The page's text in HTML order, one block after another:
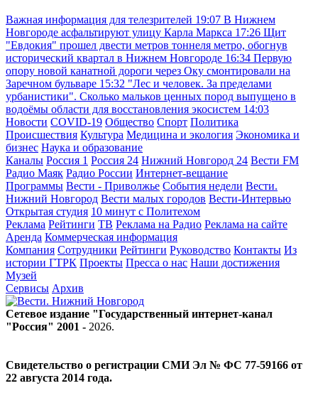
Важная информация для телезрителей 19:07 В Нижнем
Новгороде асфальтируют улицу Карла Маркса 17:26 Щит
"Евдокия" прошел двести метров тоннеля метро, обогнув
исторический квартал в Нижнем Новгороде 16:34 Первую
опору новой канатной дороги через Оку смонтировали на
Заречном бульваре 15:32 "Лес и человек. За пределами
урбанистики". Сколько мальков ценных пород выпущено в
водоёмы области для восстановления экосистем 14:03
Новости COVID-19 Общество Спорт Политика
Происшествия Культура Медицина и экология Экономика и
бизнес Наука и образование
Каналы Россия 1 Россия 24 Нижний Новгород 24 Вести FM
Радио Маяк Радио России Интернет-вещание
Программы Вести - Приволжье События недели Вести.
Нижний Новгород Вести малых городов Вести-Интервью
Открытая студия 10 минут с Политехом
Реклама Рейтинги ТВ Реклама на Радио Реклама на сайте
Аренда Коммерческая информация
Компания Сотрудники Рейтинги Руководство Контакты Из
истории ГТРК Проекты Пресса о нас Наши достижения
Музей
Сервисы Архив
Сетевое издание "Государственный интернет-канал
"Россия" 2001 - 2026.
Свидетельство о регистрации СМИ Эл № ФС 77-59166 от
22 августа 2014 года.